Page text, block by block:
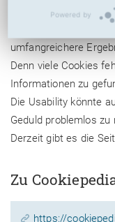
Internet. Wichtig ist
umfangreichere
Denn viele Cookies
Informationen zu
Die Usability könnte
Geduld problemlos zu
Derzeit gibt es die
Zu
https://
Powered by